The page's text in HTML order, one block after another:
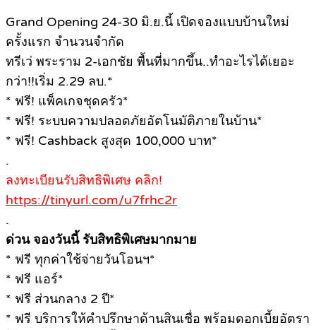
Grand Opening 24-30 มิ.ย.นี้ เปิดจองแบบบ้านใหม่
ครั้งแรก จำนวนจำกัด
ทรีเว่ พระราม 2-เอกชัย พื้นที่มากขึ้น..ทำอะไรได้เยอะ
กว่า!!เริ่ม 2.29 ลบ.*
* ฟรี! แพ็คเกจชุดครัว*
* ฟรี! ระบบความปลอดภัยอัตโนมัติภายในบ้าน*
* ฟรี! Cashback สูงสุด 100,000 บาท*
.
ลงทะเบียนรับสิทธิพิเศษ คลิก!
https://tinyurl.com/u7frhc2r
.
ด่วน จองวันนี้ รับสิทธิพิเศษมากมาย
* ฟรี ทุกค่าใช้จ่ายวันโอนฯ*
* ฟรี แอร์*
* ฟรี ส่วนกลาง 2 ปี*
* ฟรี บริการให้คำปรึกษาด้านสินเชื่อ พร้อมดอกเบี้ยอัตรา